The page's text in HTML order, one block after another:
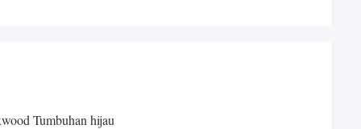
Tumbuhan hijau